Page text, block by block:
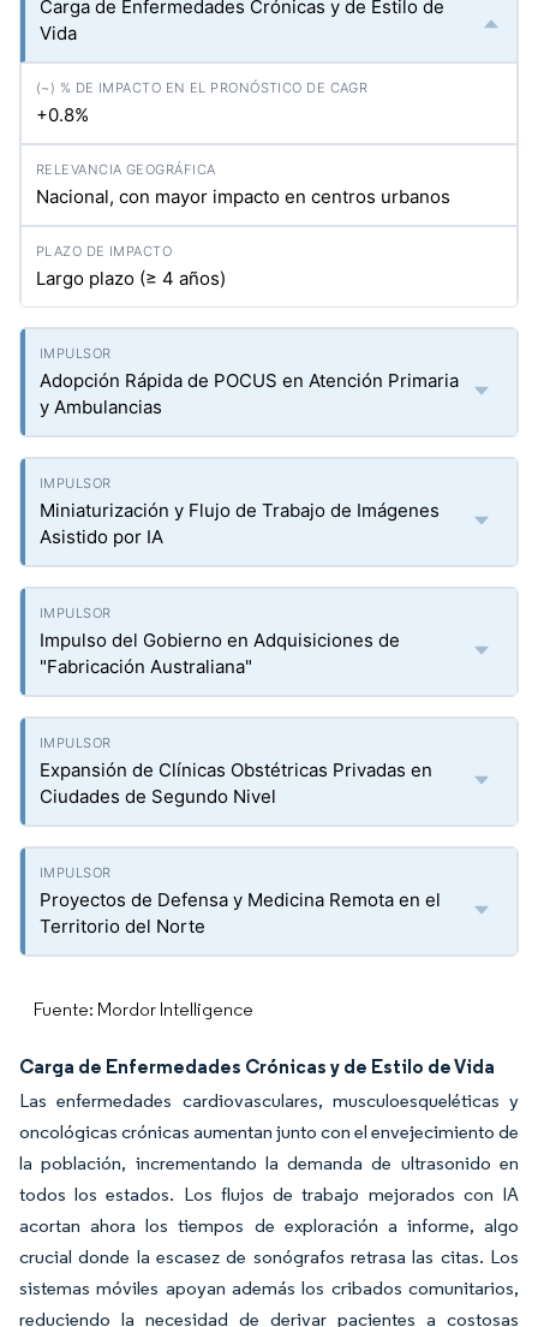
Carga de Enfermedades Crónicas y de Estilo de
Vida
+0.8%
Nacional, con mayor impacto en centros urbanos
Largo plazo (≥ 4 años)
Adopción Rápida de POCUS en Atención Primaria
y Ambulancias
Miniaturización y Flujo de Trabajo de Imágenes
Asistido por IA
Impulso del Gobierno en Adquisiciones de
"Fabricación Australiana"
Expansión de Clínicas Obstétricas Privadas en
Ciudades de Segundo Nivel
Proyectos de Defensa y Medicina Remota en el
Territorio del Norte
Fuente: Mordor Intelligence
Carga de Enfermedades Crónicas y de Estilo de Vida
Las enfermedades cardiovasculares, musculoesqueléticas y
oncológicas crónicas aumentan junto con el envejecimiento de
la población, incrementando la demanda de ultrasonido en
todos los estados. Los flujos de trabajo mejorados con IA
acortan ahora los tiempos de exploración a informe, algo
crucial donde la escasez de sonógrafos retrasa las citas. Los
sistemas móviles apoyan además los cribados comunitarios,
reduciendo la necesidad de derivar pacientes a costosas